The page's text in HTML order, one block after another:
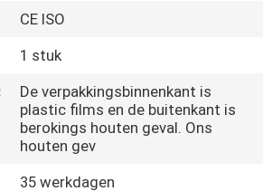
CE ISO
1 stuk
De verpakkingsbinnenkant is
plastic films en de buitenkant is
berokings houten geval. Ons
houten gev
35 werkdagen